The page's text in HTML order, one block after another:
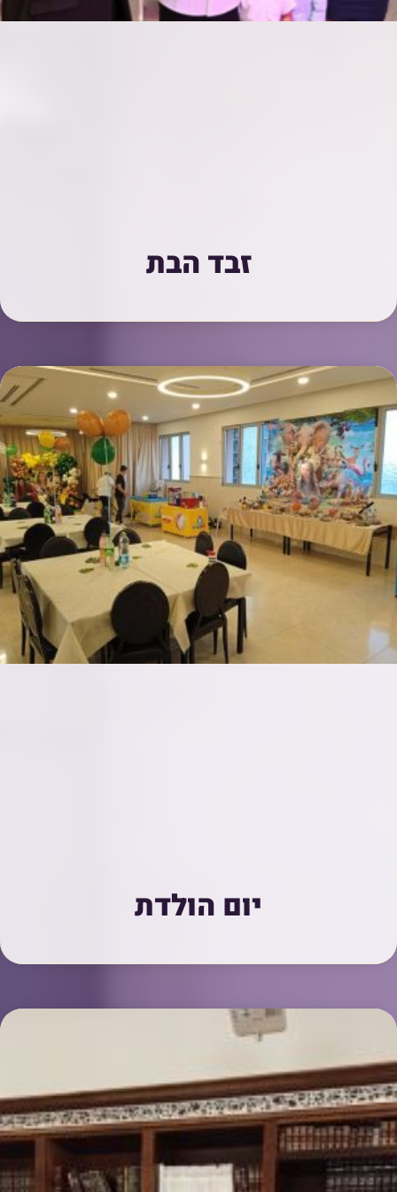
זבד הבת
יום הולדת